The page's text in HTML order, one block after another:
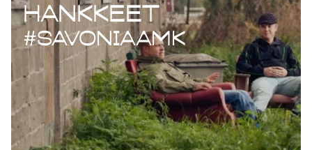
hankkeet
#savoniaAMK